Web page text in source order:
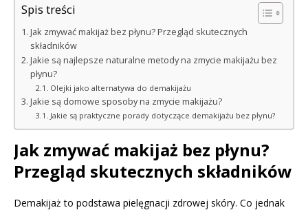
Spis treści
Jak zmywać makijaż bez płynu? Przegląd skutecznych
składników
Jakie są najlepsze naturalne metody na zmycie makijażu bez
płynu?
Olejki jako alternatywa do demakijażu
Jakie są domowe sposoby na zmycie makijażu?
Jakie są praktyczne porady dotyczące demakijażu bez płynu?
Jak zmywać makijaż bez płynu?
Przegląd skutecznych składników
Demakijaż to podstawa pielęgnacji zdrowej skóry. Co jednak